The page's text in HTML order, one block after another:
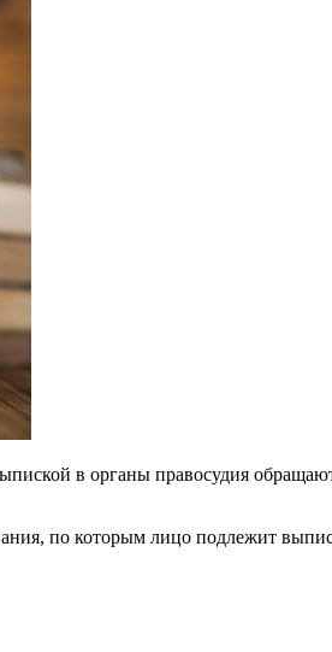
в органы правосудия
по которым лицо подлежит